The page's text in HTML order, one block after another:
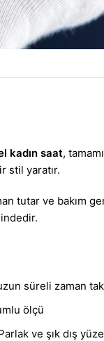
kadın saat,
stil yaratır.
tutar ve bakım
süreli zaman
ölçü
ve şık dış